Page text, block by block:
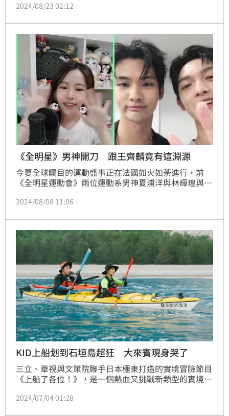
DJ SODA、曾入圍金鐘獎、台北電影節最佳女主角及舞
之光亞洲達人秀Maniac Family團長黑妹老師以及嘻哈
舞風雅君老師外，更請來特別嘉賓賽事觀察員FEniX舞
蹈擔當夏浦洋、及人氣新星雷嘉汭。蔡維歆
2024/08/23 02:12
《全明星》男神開刀 跟王齊麟竟有這淵源
今夏全球矚目的運動盛事正在法國如火如荼進行，前
《全明星運動會》兩位運動系男神夏浦洋與林輝瑝與粉
事，意外釣出夏浦洋受傷內幕，而自認是加害者的林輝
經歷讓他深覺運動員真的很辛苦，想到這次比賽戴資穎
負傷上場，既感動也佩服戴資穎的堅強。鍾智凱報導
2024/08/08 11:06
KID上船划到石垣島超狂 大來賓現身哭了
三立、華視與文策院聯手日本極東打造的實境冒險節目
《上船了各位！》，是一個熱血又挑戰新類型的實境節
播，7/26起每週五晚上10點於華視主頻播出，這次節
2024/07/04 01:28